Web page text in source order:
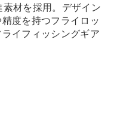
材を採用。デザイン
度を持つフライロッ
イフィッシングギア